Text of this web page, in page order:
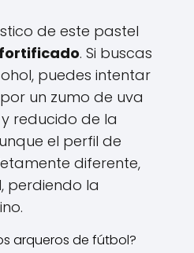
de este pastel
. Si buscas
puedes intentar
un zumo de uva
reducido de la
el perfil de
diferente,
perdiendo la